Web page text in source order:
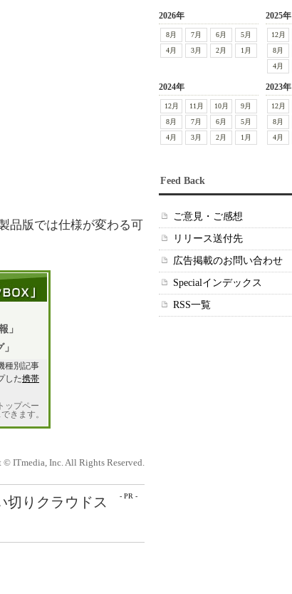
品版では仕様が変わる可
」
種別記事
した携帯
ップペー
きます。
ITmedia, Inc. All Rights Reserved.
- PR -
切りクラウドス
2026年
8月 7月 6月
5月
4月
3月 2月 1月
2025年
12月
8月
4月
2024年
12月 11月 10月
9月
8月
7月 6月
5月
4月
3月 2月 1月
2023年
12月
8月
4月
Feed Back
ご意見・ご感想
リリース送付先
広告掲載のお問い合わせ
Specialインデックス
RSS一覧